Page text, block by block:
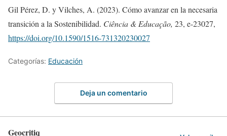
Gil Pérez, D. y Vilches, A. (2023). Cómo avanzar en la necesaria
transición a la Sostenibilidad. Ciência & Educação, 23, e-23027,
https://doi.org/10.1590/1516-731320230027
Categorías: Educación
Deja un comentario
Geocritiq